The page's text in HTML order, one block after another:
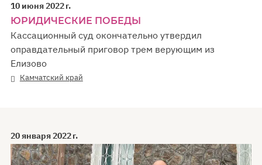
10 июня 2022 г.
ЮРИДИЧЕСКИЕ ПОБЕДЫ
Кассационный суд окончательно утвердил
оправдательный приговор трем верующим из
Елизово
Камчатский край
20 января 2022 г.